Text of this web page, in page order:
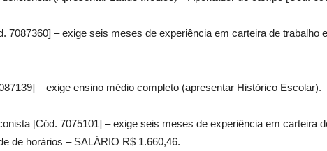
7087360] – exige seis meses de experiência em carteira de
– exige ensino médio completo (apresentar Histórico Escolar).
[Cód. 7075101] – exige seis meses de experiência em carteira
de horários – SALÁRIO R$ 1.660,46.